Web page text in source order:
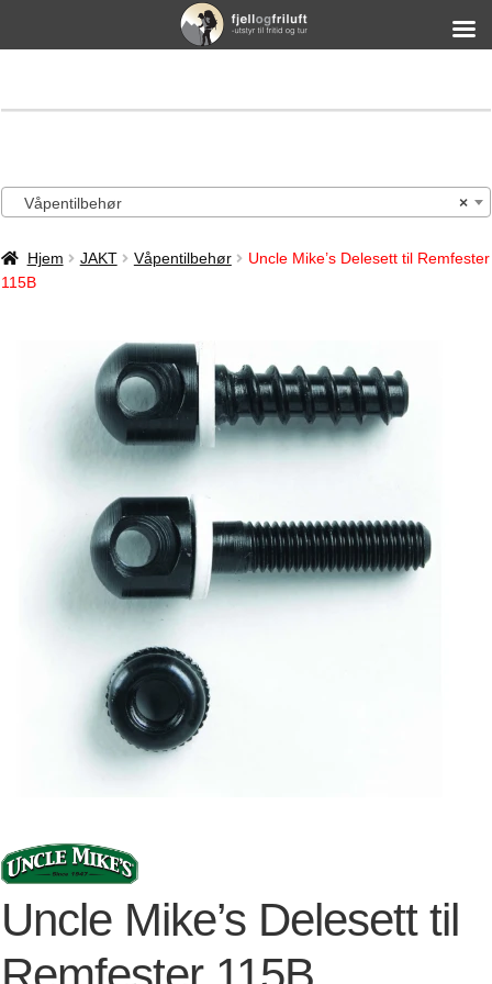
×
Våpentilbehør
Hjem JAKT Våpentilbehør
Uncle Mike’s Delesett til Remfester
115B
Uncle Mike’s Delesett til